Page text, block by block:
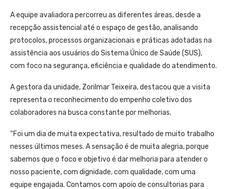
A equipe avaliadora percorreu as diferentes áreas, desde a
recepção assistencial até o espaço de gestão, analisando
protocolos, processos organizacionais e práticas adotadas na
assistência aos usuários do Sistema Único de Saúde (SUS),
com foco na segurança, eficiência e qualidade do atendimento.
A gestora da unidade, Zorilmar Teixeira, destacou que a visita
representa o reconhecimento do empenho coletivo dos
colaboradores na busca constante por melhorias.
“Foi um dia de muita expectativa, resultado de muito trabalho
nesses últimos meses. A sensação é de muita alegria, porque
sabemos que o foco e objetivo é dar melhoria para atender o
nosso paciente, com dignidade, com qualidade, com uma
equipe engajada. Contamos com apoio de consultorias para